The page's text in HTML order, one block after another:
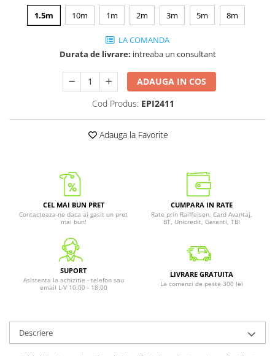
1.5m 10m 1m 2m 3m 5m 8m
LA COMANDA
Durata de livrare: intreaba un consultant
ADAUGA IN COS
Cod Produs: EPI2411
Adauga la Favorite
CEL MAI BUN PRET
Contacteaza-ne daca ai gasit un pret
mai bun!
CUMPARA IN RATE
Rate prin Raiffeisen, Card Avantaj,
BT, Unicredit, Garanti, TBI
SUPORT
Asistenta la achizitie - telefon sau
email L-V 10:00 - 18:00
LIVRARE GRATUITA
La comenzi de peste 300 lei
Descriere